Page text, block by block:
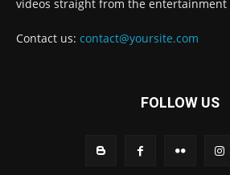
videos straight from the
Contact us: contact@yoursite.com
FOLLOW US